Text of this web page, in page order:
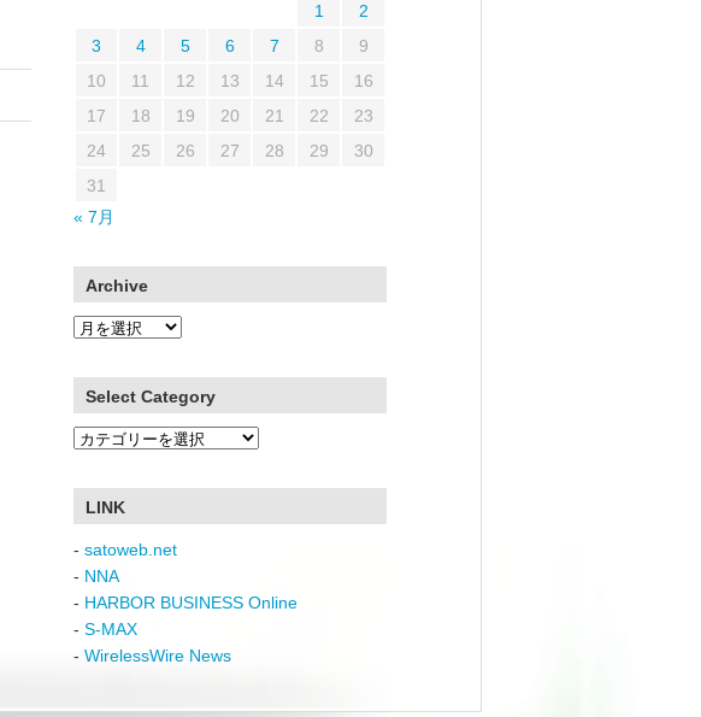
1
2
3
4 5 6 7 8
9
10
11 12 13 14 15
16
17
18 19 20 21 22
23
24
25 26 27 28 29
30
31
« 7月
Archive
Archive
Select Category
Select
LINK
- satoweb.net
- NNA
- HARBOR BUSINESS Online
- S-MAX
- WirelessWire News